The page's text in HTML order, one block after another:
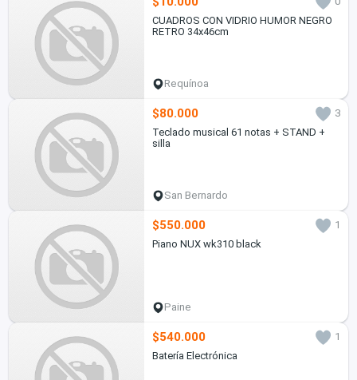
CUADROS CON VIDRIO HUMOR NEGRO
RETRO 34x46cm
Requínoa
$80.000
3
Teclado musical 61 notas + STAND +
silla
San Bernardo
$550.000
1
Piano NUX wk310 black
Paine
$540.000
1
Batería Electrónica